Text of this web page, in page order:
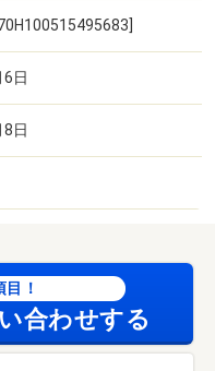
日
日
！
合わせする